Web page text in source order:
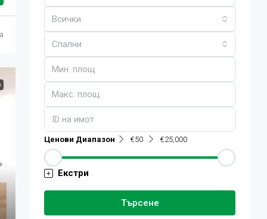
Всички
Спални
Ценови Диапазон €50 €25,000
Екстри
Търсене